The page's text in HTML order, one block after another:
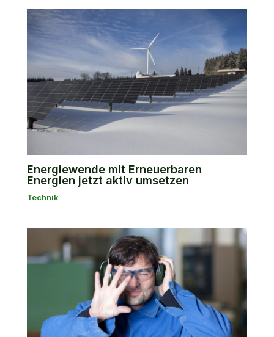
Energiewende mit Erneuerbaren
Energien jetzt aktiv umsetzen
Technik